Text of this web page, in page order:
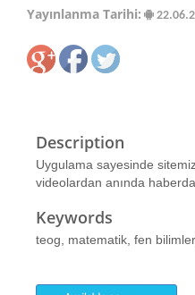
Yayınlanma Tarihi:
Description
Uygulama sayesinde
videolardan anında
Keywords
teog, matematik, fen